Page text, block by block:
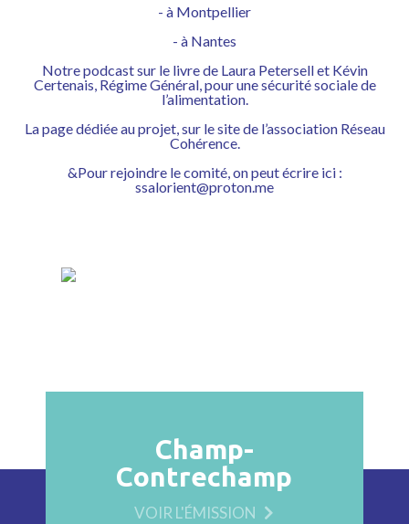
- à Montpellier
- à Nantes
Notre podcast sur le livre de Laura Petersell et Kévin
Certenais, Régime Général, pour une sécurité sociale de
l’alimentation.
Lapage dédiée au projet, sur le site de l’association Réseau
Cohérence.
&Pour rejoindre le comité, on peut écrire ici :
ssalorient@proton.me
Champ-
Contrechamp
VOIR L'ÉMISSION